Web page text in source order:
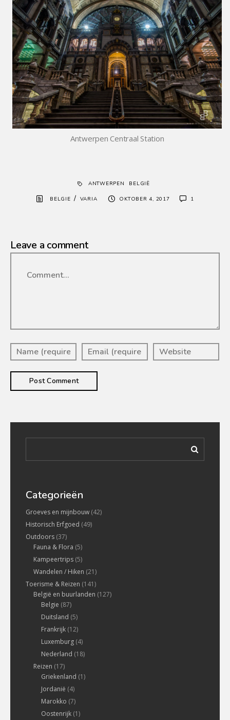
Antwerpen Centraal Station
ANTWERPEN BELGIË
BELGIE / VARIA OKTOBER 4, 2017 1
Leave a comment
Categorieën
Groeves en mijnbouw (42)
Historisch Erfgoed (49)
Outdoors (37)
Fauna & Flora (5)
Kampeertrips (5)
Wandelen / Hiken (21)
Toerisme & Reizen (141)
België en buurlanden (127)
Belgie (87)
Duitsland (5)
Frankrijk (12)
Luxemburg (4)
Nederland (18)
Reizen (17)
Griekenland (1)
Jordanië (4)
Marokko (7)
Oostenrijk (1)